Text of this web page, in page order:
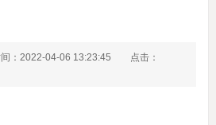
间：2022-04-06 13:23:45
点击：